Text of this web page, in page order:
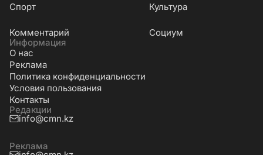
Cпорт Культура
Комментарий
Социум
Информация
О нас
Реклама
Политика конфиденциальности
Условия пользования
Контакты
Редакции
info@cmn.kz
Реклама